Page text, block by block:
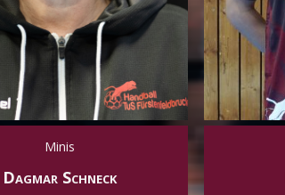
Minis
Dagmar Schneck